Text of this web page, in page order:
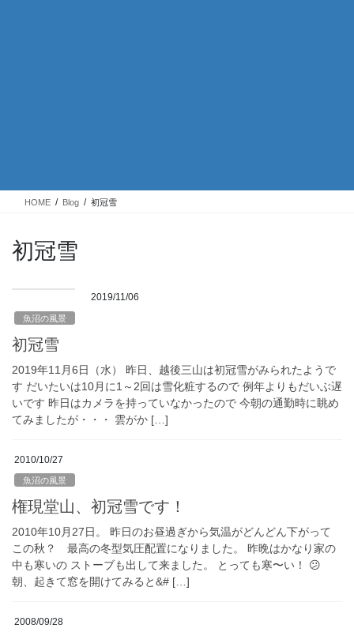
HOME Blog 初冠雪
初冠雪
2019/11/06
魚沼の風景
初冠雪
2019年11月6日（水） 昨日、越後三山は初冠雪がみられたようで
す だいたいは10月に1～2回は雪化粧するので 例年よりもだいぶ遅
いです 昨日はカメラを持っていなかったので 今朝の通勤時に眺め
てみましたが・・・ 雲がか […]
2010/10/27
魚沼の風景
権現堂山、初冠雪です！
2010年10月27日。 昨日のお昼過ぎから気温がどんどん下がって
この秋？ 最高の冬型気圧配置になりました。 昨晩はかなり家の
中も寒いの ストーブも出して来ました。 とっても寒〜い！ 😕
朝、起きて窓を開けてみると&# […]
2008/09/28